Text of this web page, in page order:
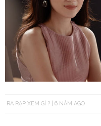
RA RẠP XEM GÌ ? 6 NĂM AGO